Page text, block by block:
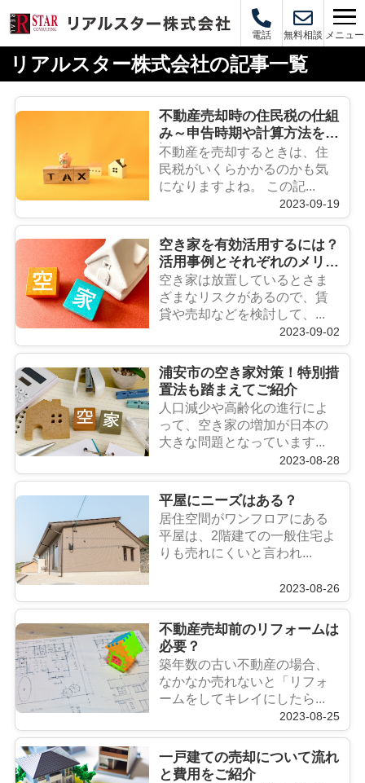
電話 無料相談 メニュー
リアルスター株式会社の記事一覧
不動産売却時の住民税の仕組
み～申告時期や計算方法を解
説
不動産を売却するときは、住
民税がいくらかかるのかも気
になりますよね。 この記...
2023-09-19
空き家を有効活用するには？
活用事例とそれぞれのメリッ
ト・デメリット
空き家は放置しているとさま
ざまなリスクがあるので、賃
貸や売却などを検討して、...
2023-09-02
浦安市の空き家対策！特別措
置法も踏まえてご紹介
人口減少や高齢化の進行によ
って、空き家の増加が日本の
大きな問題となっています...
2023-08-28
平屋にニーズはある？
居住空間がワンフロアにある
平屋は、2階建ての一般住宅よ
りも売れにくいと言われ...
2023-08-26
不動産売却前のリフォームは
必要？
築年数の古い不動産の場合、
なかなか売れないと「リフォ
ームをしてキレイにしたら...
2023-08-25
一戸建ての売却について流れ
と費用をご紹介